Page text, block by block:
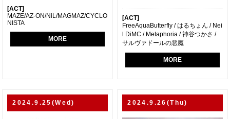
[ACT]
MAZE/AZ-ON/NiL/MAGMAZ/CYCLO
NISTA
MORE
[ACT]
FreeAquaButterfly / はるちょん / Nei
l DiMC / Metaphoria / 神谷つかさ /
サルヴァドールの悪魔
MORE
2024.9.25(Wed) 2024.9.26(Thu)